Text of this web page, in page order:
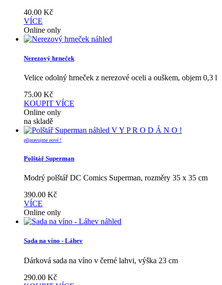
40.00 Kč
VÍCE
Online only
náhled
Nerezový hrneček
Velice odolný hrneček z nerezové oceli a ouškem, objem 0,3 l
75.00 Kč
KOUPIT VÍCE
Online only
na skladě
náhled V Y P R O D Á N O !
připravujme nové !
Polštář Superman
Modrý polštář DC Comics Superman, rozměry 35 x 35 cm
390.00 Kč
VÍCE
Online only
náhled
Sada na víno - Láhev
Dárková sada na víno v černé lahvi, výška 23 cm
290.00 Kč